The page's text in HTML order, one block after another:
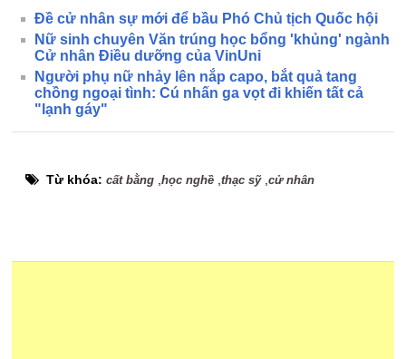
Đề cử nhân sự mới để bầu Phó Chủ tịch Quốc hội
Nữ sinh chuyên Văn trúng học bổng 'khủng' ngành
Cử nhân Điều dưỡng của VinUni
Người phụ nữ nhảy lên nắp capo, bắt quả tang
chồng ngoại tình: Cú nhấn ga vọt đi khiến tất cả
"lạnh gáy"
Từ khóa:cất bằng ,học nghề ,thạc sỹ,cử nhân